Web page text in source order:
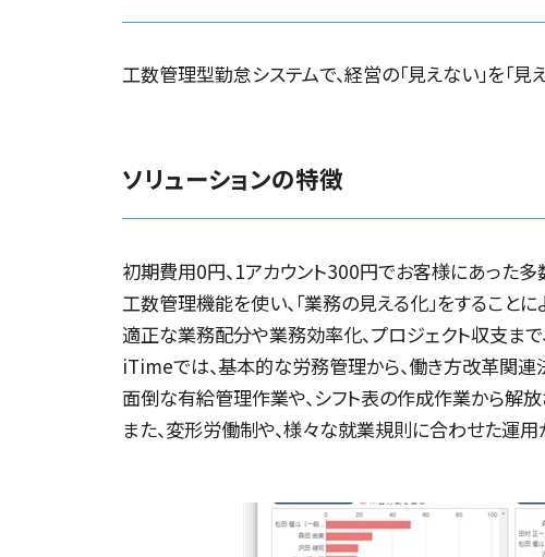
工数管理型勤怠システムで、経営の「見えない」を「見
ソリューションの特徴
初期費用0円、1アカウント300円でお客様にあった
工数管理機能を使い、「業務の見える化」をすることに
適正な業務配分や業務効率化、プロジェクト収支まで
iTimeでは、基本的な労務管理から、働き方改革関連
面倒な有給管理作業や、シフト表の作成作業から解放
また、変形労働制や、様々な就業規則に合わせた運用